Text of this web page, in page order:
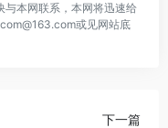
与本网联系，本网将迅速给
或见网站底
下一篇